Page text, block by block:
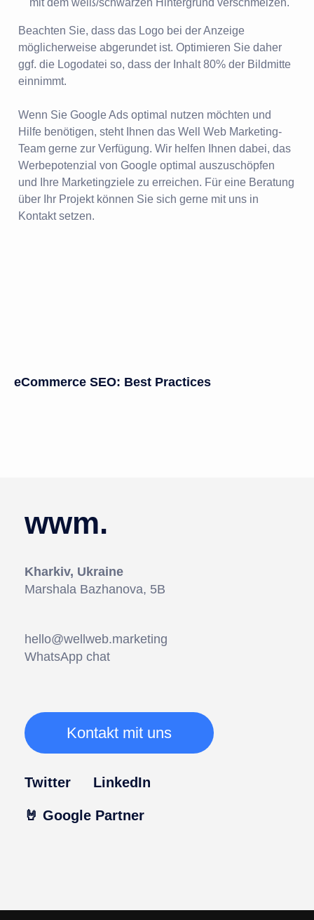
mit dem weiß/schwarzen Hintergrund verschmelzen.
Beachten Sie, dass das Logo bei der Anzeige
möglicherweise abgerundet ist. Optimieren Sie daher
ggf. die Logodatei so, dass der Inhalt 80% der Bildmitte
einnimmt.
Wenn Sie Google Ads optimal nutzen möchten und
Hilfe benötigen, steht Ihnen das Well Web Marketing-
Team gerne zur Verfügung. Wir helfen Ihnen dabei, das
Werbepotenzial von Google optimal auszuschöpfen
und Ihre Marketingziele zu erreichen. Für eine Beratung
über Ihr Projekt können Sie sich gerne mit uns in
Kontakt setzen.
eCommerce SEO: Best Practices
wwm.
Kharkiv, Ukraine
Marshala Bazhanova, 5В
hello@wellweb.marketing
WhatsApp chat
Kontakt mit uns
Twitter LinkedIn
🤘 Google Partner